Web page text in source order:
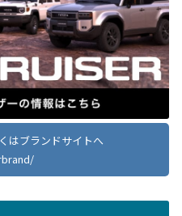
はブランドサイトへ